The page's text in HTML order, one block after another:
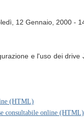
12 Gennaio, 2000 -
e l'uso dei drive
(HTML)
consultabile online (HTML)